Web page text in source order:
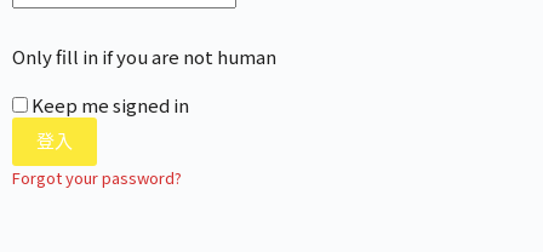
Only fill in if you are not human
Keep me signed in
Forgot your password?